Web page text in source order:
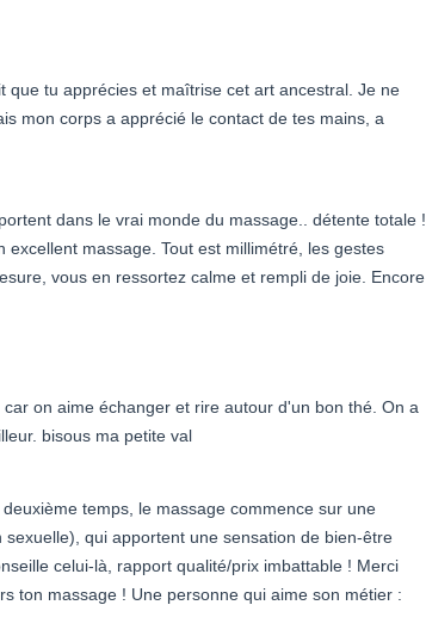
tu apprécies et maîtrise cet art ancestral. Je ne
mon corps a apprécié le contact de tes mains, a
dans le vrai monde du massage.. détente totale !
massage. Tout est millimétré, les gestes
vous en ressortez calme et rempli de joie. Encore
on aime échanger et rire autour d'un bon thé. On a
bisous ma petite val
temps, le massage commence sur une
qui apportent une sensation de bien-être
celui-là, rapport qualité/prix imbattable ! Merci
ton massage ! Une personne qui aime son métier :